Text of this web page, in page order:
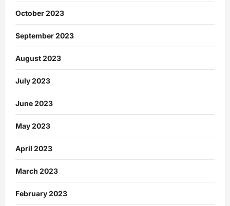
October 2023
September 2023
August 2023
July 2023
June 2023
May 2023
April 2023
March 2023
February 2023